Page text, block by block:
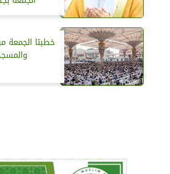
خطبتا الجمعة